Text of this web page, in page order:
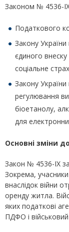
Законом № 4536-
Податкового
Закону
єдиного
соціальне
Закону
регулювання
біоетанолу,
для
Основні зміни
Закон № 4536-IX
Зокрема,
внаслідок війни
оренду житла.
яких податкові
ПДФО і